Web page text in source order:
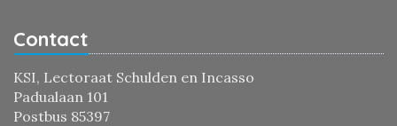
Contact
KSI, Lectoraat Schulden en Incasso
Padualaan 101
Postbus 85397